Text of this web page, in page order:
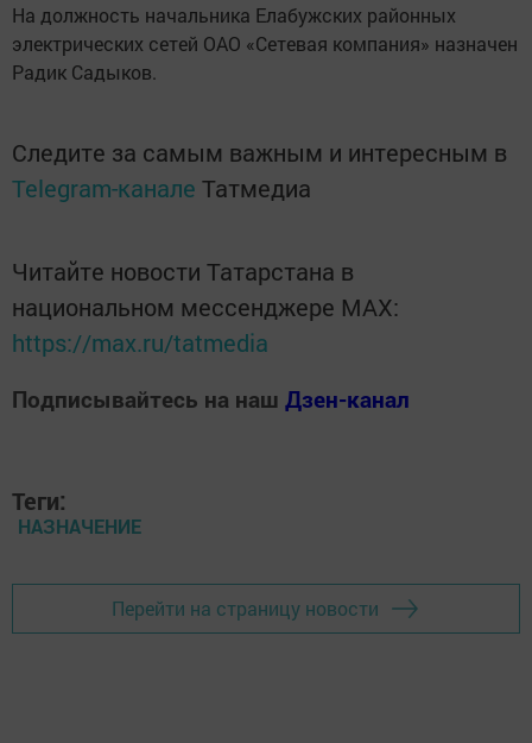
На должность начальника Елабужских районных
электрических сетей ОАО «Сетевая компания» назначен
Радик Садыков.
Следите за самым важным и интересным в
Telegram-канале Татмедиа
Читайте новости Татарстана в
национальном мессенджере MАХ:
https://max.ru/tatmedia
Подписывайтесь на наш Дзен-канал
Теги:
НАЗНАЧЕНИЕ
Перейти на страницу новости